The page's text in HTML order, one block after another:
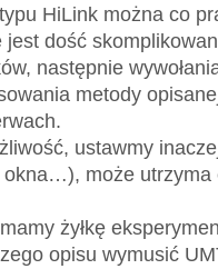
HiLink można co
dość
następnie
metody
ustawmy
może utrzyma
żyłkę
opisu wymusić